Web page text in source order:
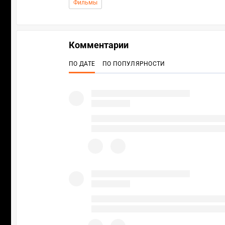
Фильмы
Комментарии
ПО ДАТЕ ПО ПОПУЛЯРНОСТИ